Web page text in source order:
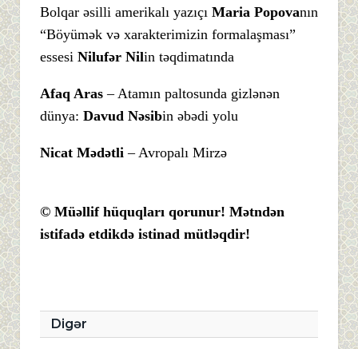
Bolqar əsilli amerikalı yazıçı Maria Popovanın
“Böyümək və xarakterimizin formalaşması”
essesi Nilufər Nilin təqdimatında
Afaq Aras – Atamın paltosunda gizlənən
dünya: Davud Nəsibin əbədi yolu
Nicat Mədətli – Avropalı Mirzə
© Müəllif hüquqları qorunur! Mətndən
istifadə etdikdə istinad mütləqdir!
Digər